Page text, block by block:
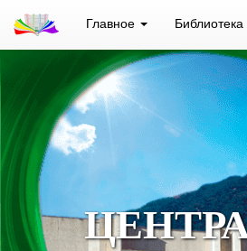
Главное Библиотека